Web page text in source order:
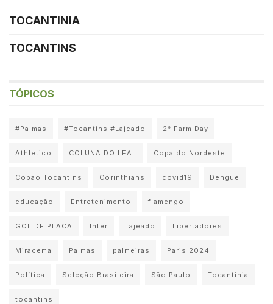
TOCANTINIA
TOCANTINS
TÓPICOS
#Palmas #Tocantins #Lajeado 2° Farm Day
Athletico COLUNA DO LEAL Copa do Nordeste
Copão Tocantins Corinthians covid19 Dengue
educação Entretenimento flamengo
GOL DE PLACA Inter Lajeado Libertadores
Miracema Palmas palmeiras Paris 2024
Política Seleção Brasileira São Paulo Tocantinia
tocantins